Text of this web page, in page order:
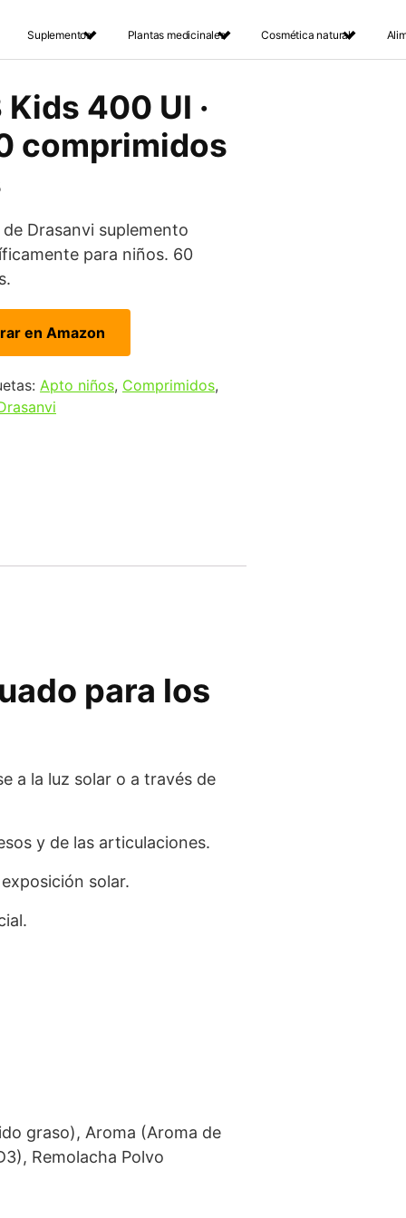
Suplementos Plantas medicinales Cosmética natural
400 UI ·
comprimidos
Drasanvi suplemento
para niños. 60
en Amazon
Apto niños, Comprimidos,
para los
a la luz solar o a través de
y de las articulaciones.
solar.
graso), Aroma (Aroma de
Remolacha Polvo